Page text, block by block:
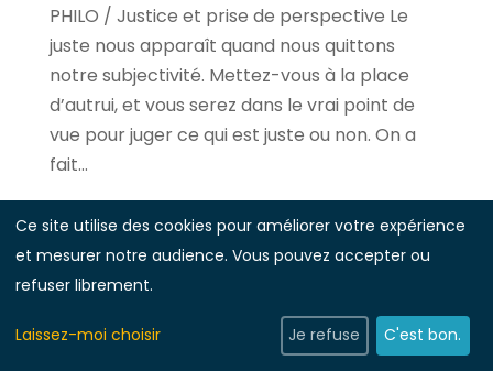
PHILO / Justice et prise de perspective Le
juste nous apparaît quand nous quittons
notre subjectivité. Mettez-vous à la place
d’autrui, et vous serez dans le vrai point de
vue pour juger ce qui est juste ou non. On a
fait...
Ce site utilise des cookies pour améliorer votre expérience
et mesurer notre audience. Vous pouvez accepter ou
refuser librement.
Laissez-moi choisir Je refuse C'est bon.